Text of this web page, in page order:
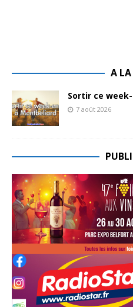
A
Sortir ce
7 août 2026